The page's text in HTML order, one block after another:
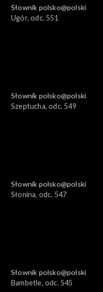
Słownik polsko@polski
Ugór, odc. 551
Słownik polsko@polski
Szeptucha, odc. 549
Słownik polsko@polski
Słonina, odc. 547
Słownik polsko@polski
Bambetle, odc. 545